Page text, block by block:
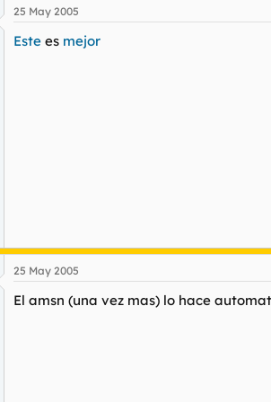
25 May 2005
Este es mejor
25 May 2005
El amsn (una vez mas) lo hace